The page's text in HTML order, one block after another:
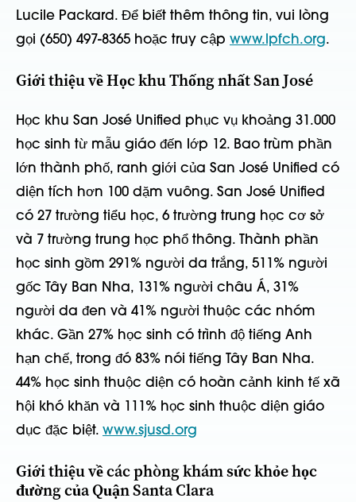
Lucile Packard. Để biết thêm thông tin, vui lòng
gọi (650) 497-8365 hoặc truy cập www.lpfch.org.
Giới thiệu về Học khu Thống nhất San José
Học khu San José Unified phục vụ khoảng 31.000
học sinh từ mẫu giáo đến lớp 12. Bao trùm phần
lớn thành phố, ranh giới của San José Unified có
diện tích hơn 100 dặm vuông. San José Unified
có 27 trường tiểu học, 6 trường trung học cơ sở
và 7 trường trung học phổ thông. Thành phần
học sinh gồm 291% người da trắng, 511% người
gốc Tây Ban Nha, 131% người châu Á, 31%
người da đen và 41% người thuộc các nhóm
khác. Gần 27% học sinh có trình độ tiếng Anh
hạn chế, trong đó 83% nói tiếng Tây Ban Nha.
44% học sinh thuộc diện có hoàn cảnh kinh tế xã
hội khó khăn và 111% học sinh thuộc diện giáo
dục đặc biệt. www.sjusd.org
Giới thiệu về các phòng khám sức khỏe học
đường của Quận Santa Clara